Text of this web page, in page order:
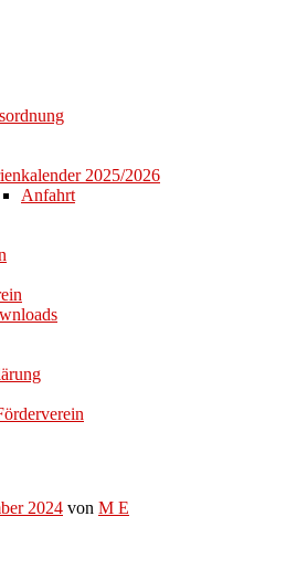
2025/2026
Anfahrt
2024 von M E